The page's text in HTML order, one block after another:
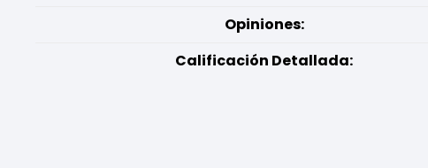
Opiniones:
Calificación Detallada: